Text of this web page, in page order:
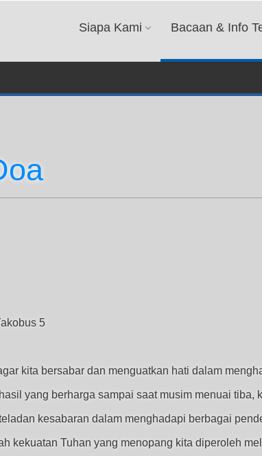
Siapa Kami Bacaan & Info
5
kita bersabar dan menguatkan hati dalam
yang berharga sampai saat musim menuai
kesabaran dalam menghadapi berbagai
kekuatan Tuhan yang menopang kita diperoleh